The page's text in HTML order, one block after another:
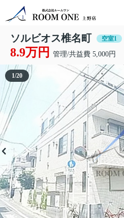
ソルビオス椎名町 空室1
8.9万円 管理/共益費 5,000円
1/20